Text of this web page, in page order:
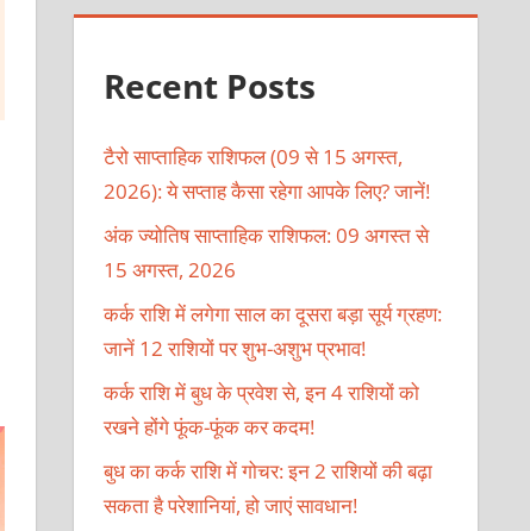
Recent Posts
टैरो साप्ताहिक राशिफल (09 से 15 अगस्त,
2026): ये सप्ताह कैसा रहेगा आपके लिए? जानें!
अंक ज्योतिष साप्ताहिक राशिफल: 09 अगस्त से
15 अगस्त, 2026
कर्क राशि में लगेगा साल का दूसरा बड़ा सूर्य ग्रहण:
जानें 12 राशियों पर शुभ-अशुभ प्रभाव!
कर्क राशि में बुध के प्रवेश से, इन 4 राशियों को
रखने होंगे फूंक-फूंक कर कदम!
बुध का कर्क राशि में गोचर: इन 2 राशियों की बढ़ा
सकता है परेशानियां, हो जाएं सावधान!